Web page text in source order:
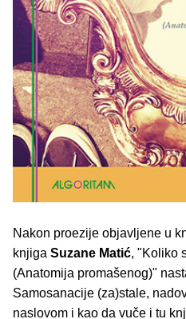
Nakon proezije objavljene u
knjiga Suzane Matić, "Koliko
(Anatomija promašenog)"
Samosanacije (za)stale,
naslovom i kao da vuče i tu